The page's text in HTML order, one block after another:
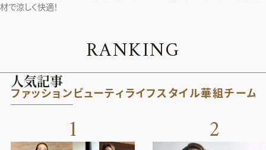
材で涼しく快適！
RANKING
人気記事
ファッション ビューティライフスタイル華組チーム
1 2